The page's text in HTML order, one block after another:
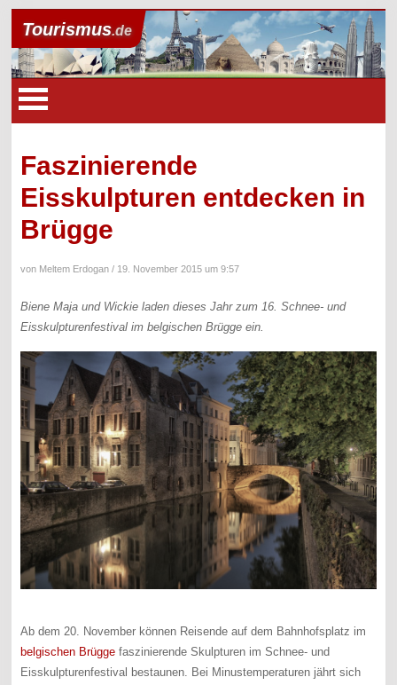
Tourismus.de
Faszinierende
Eisskulpturen entdecken in
Brügge
von Meltem Erdogan / 19. November 2015 um 9:57
Biene Maja und Wickie laden dieses Jahr zum 16. Schnee- und
Eisskulpturenfestival im belgischen Brügge ein.
Ab dem 20. November können Reisende auf dem Bahnhofsplatz im
belgischen Brügge faszinierende Skulpturen im Schnee- und
Eisskulpturenfestival bestaunen. Bei Minustemperaturen jährt sich